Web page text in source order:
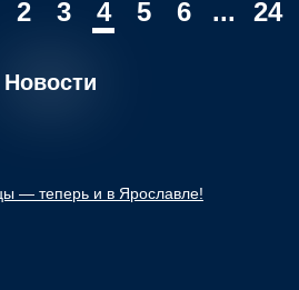
2 3 4 5 6 ... 24
Новости